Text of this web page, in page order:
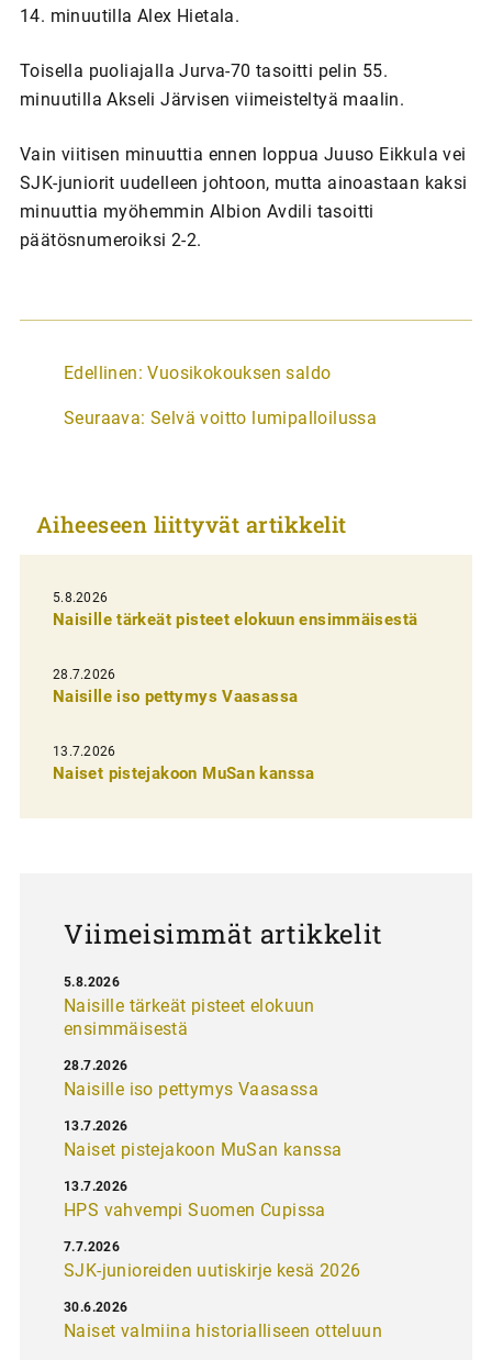
14. minuutilla Alex Hietala.
Toisella puoliajalla Jurva-70 tasoitti pelin 55.
minuutilla Akseli Järvisen viimeisteltyä maalin.
Vain viitisen minuuttia ennen loppua Juuso Eikkula vei
SJK-juniorit uudelleen johtoon, mutta ainoastaan kaksi
minuuttia myöhemmin Albion Avdili tasoitti
päätösnumeroiksi 2-2.
A
t
k
e
l
i
e
n
e
Edellinen: Vuosikokouksen saldo
Seuraava: Selvä voitto lumipalloilussa
Aiheeseen liittyvät artikkelit
5.8.2026
Naisille tärkeät pisteet elokuun ensimmäisestä
28.7.2026
Naisille iso pettymys Vaasassa
13.7.2026
Naiset pistejakoon MuSan kanssa
Viimeisimmät artikkelit
Naisille tärkeät pisteet elokuun
ensimmäisestä
5.8.2026
Naisille iso pettymys Vaasassa
28.7.2026
Naiset pistejakoon MuSan kanssa
13.7.2026
HPS vahvempi Suomen Cupissa
13.7.2026
SJK-junioreiden uutiskirje kesä 2026
7.7.2026
Naiset valmiina historialliseen otteluun
30.6.2026